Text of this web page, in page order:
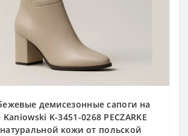
демисезонные сапоги на
K-3451-0268 PECZARKE
кожи от польской